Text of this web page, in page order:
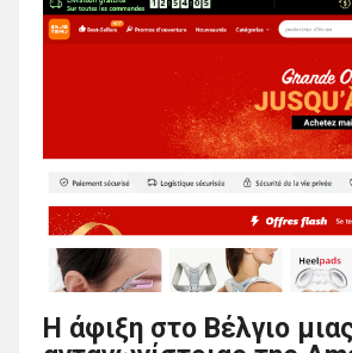
Η άφιξη στο Βέλγιο